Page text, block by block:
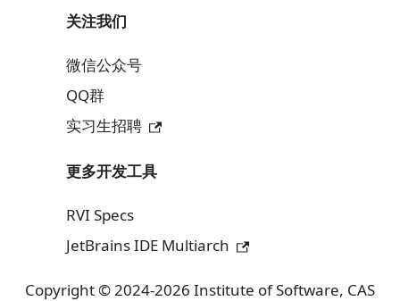
关注我们
微信公众号
QQ群
实习生招聘
更多开发工具
RVI Specs
JetBrains IDE Multiarch
Copyright © 2024-2026 Institute of Software, CAS